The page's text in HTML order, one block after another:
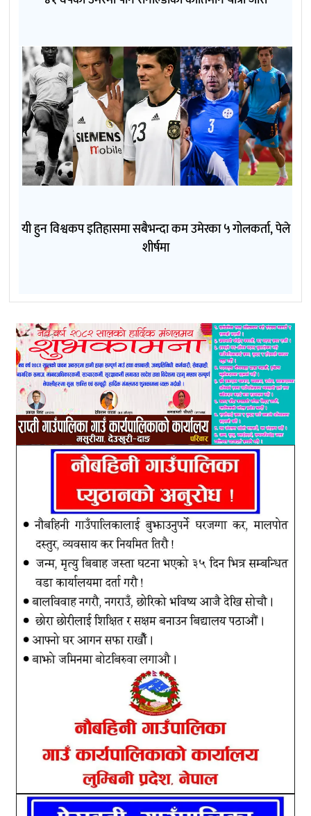
यी हुन विश्वकप इतिहासमा सबैभन्दा कम उमेरका ५ गोलकर्ता, पेले
शीर्षमा